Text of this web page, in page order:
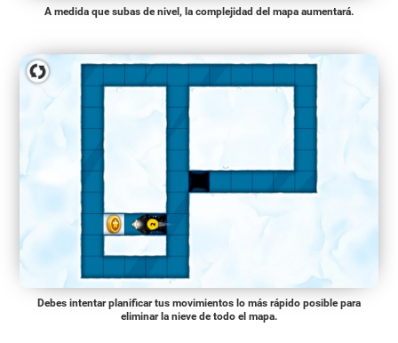
A medida que subas de nivel, la complejidad del mapa aumentará.
Debes intentar planificar tus movimientos lo más rápido posible para
eliminar la nieve de todo el mapa.